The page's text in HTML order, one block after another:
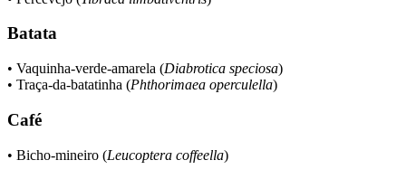
Batata
• Vaquinha-verde-amarela (Diabrotica speciosa)
• Traça-da-batatinha (Phthorimaea operculella)
Café
• Bicho-mineiro (Leucoptera coffeella)